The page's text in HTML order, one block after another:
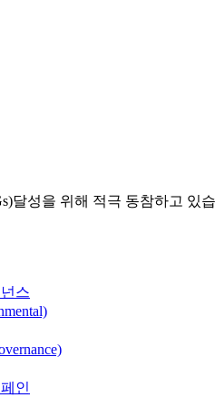
달성을 위해 적극 동참하고 있
스
인